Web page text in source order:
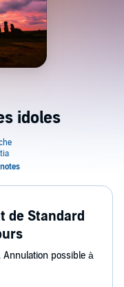
idoles
de Standard
Annulation possible à